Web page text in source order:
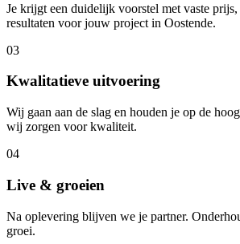
Je krijgt een duidelijk voorstel met vaste
resultaten voor jouw project in Oostende.
03
Kwalitatieve uitvoering
Wij gaan aan de slag en houden je op de
wij zorgen voor kwaliteit.
04
Live & groeien
Na oplevering blijven we je partner.
groei.